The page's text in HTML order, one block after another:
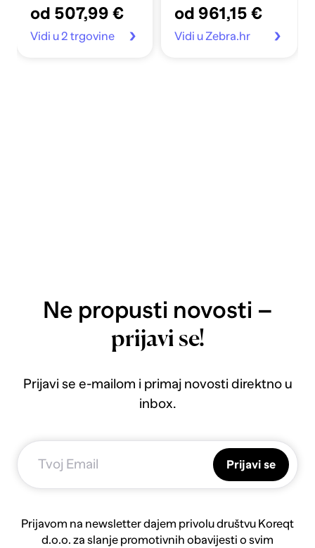
od 507,99 €
Vidi u 2 trgovine
kvadratićima,
tamno siva
od 961,15 €
Vidi u Zebra.hr
Ne propusti novosti –
prijavi se!
Prijavi se e-mailom i primaj novosti direktno u
inbox.
Prijavi se
Prijavom na newsletter dajem privolu društvu Koreqt
d.o.o. za slanje promotivnih obavijesti o svim